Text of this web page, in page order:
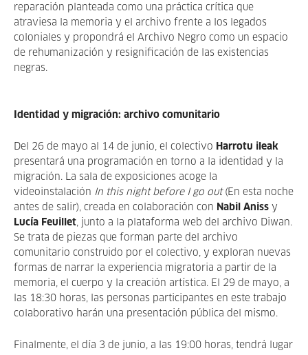
reparación planteada como una práctica crítica que
atraviesa la memoria y el archivo frente a los legados
coloniales y propondrá el Archivo Negro como un espacio
de rehumanización y resignificación de las existencias
negras.
Identidad y migración: archivo comunitario
Del 26 de mayo al 14 de junio, el colectivo Harrotu ileak
presentará una programación en torno a la identidad y la
migración. La sala de exposiciones acoge la
videoinstalación In this night before I go out(En esta noche
antes de salir), creada en colaboración con Nabil Aniss y
Lucía Feuillet, junto a la plataforma web del archivo Diwan.
Se trata de piezas que forman parte del archivo
comunitario construido por el colectivo, y exploran nuevas
formas de narrar la experiencia migratoria a partir de la
memoria, el cuerpo y la creación artística. El 29 de mayo, a
las 18:30 horas, las personas participantes en este trabajo
colaborativo harán una presentación pública del mismo.
Finalmente, el día 3 de junio, a las 19:00 horas, tendrá lugar